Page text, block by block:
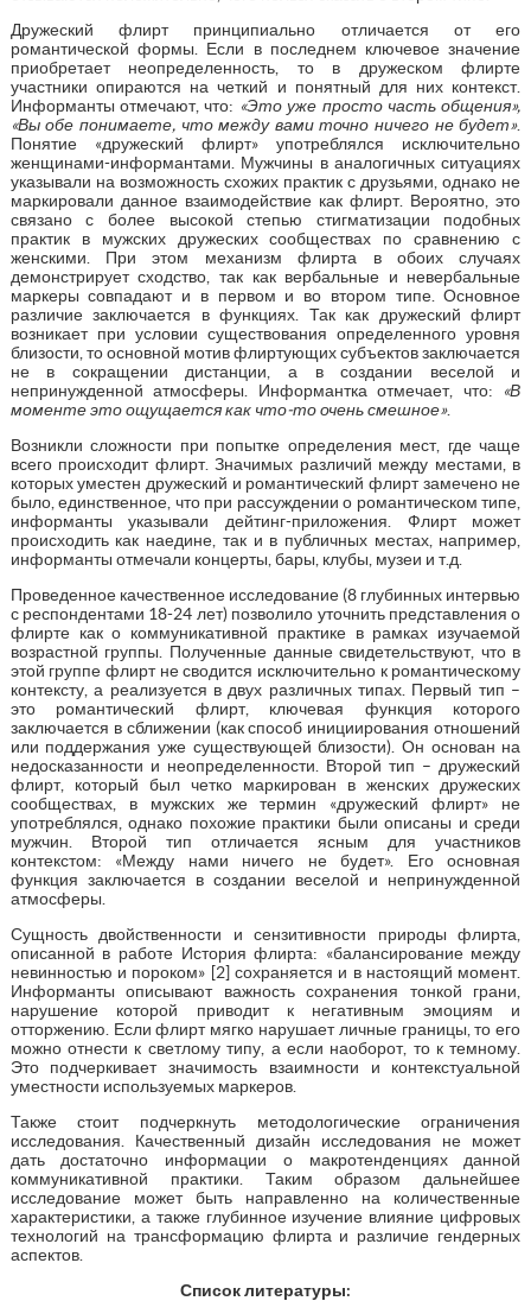
Дружеский флирт принципиально отличается от его
романтической формы. Если в последнем ключевое значение
приобретает неопределенность, то в дружеском флирте
участники опираются на четкий и понятный для них контекст.
Информанты отмечают, что: «Это уже просто часть общения»,
«Вы обе понимаете, что между вами точно ничего не будет».
Понятие «дружеский флирт» употреблялся исключительно
женщинами-информантами. Мужчины в аналогичных ситуациях
указывали на возможность схожих практик с друзьями, однако не
маркировали данное взаимодействие как флирт. Вероятно, это
связано с более высокой степью стигматизации подобных
практик в мужских дружеских сообществах по сравнению с
женскими. При этом механизм флирта в обоих случаях
демонстрирует сходство, так как вербальные и невербальные
маркеры совпадают и в первом и во втором типе. Основное
различие заключается в функциях. Так как дружеский флирт
возникает при условии существования определенного уровня
близости, то основной мотив флиртующих субъектов заключается
не в сокращении дистанции, а в создании веселой и
непринужденной атмосферы. Информантка отмечает, что:
«В
моменте это ощущается как что-то очень смешное».
Возникли сложности при попытке определения мест, где чаще
всего происходит флирт. Значимых различий между местами, в
которых уместен дружеский и романтический флирт замечено не
было, единственное, что при рассуждении о романтическом типе,
информанты указывали дейтинг-приложения. Флирт может
происходить как наедине, так и в публичных местах, например,
информанты отмечали концерты, бары, клубы, музеи и т.д.
Проведенное качественное исследование (8 глубинных интервью
с респондентами 18-24 лет) позволило уточнить представления о
флирте как о коммуникативной практике в рамках изучаемой
возрастной группы. Полученные данные свидетельствуют, что в
этой группе флирт не сводится исключительно к романтическому
контексту, а реализуется в двух различных типах. Первый тип –
это романтический флирт, ключевая функция которого
заключается в сближении (как способ инициирования отношений
или поддержания уже существующей близости). Он основан на
недосказанности и неопределенности. Второй тип – дружеский
флирт, который был четко маркирован в женских дружеских
сообществах, в мужских же термин «дружеский флирт» не
употреблялся, однако похожие практики были описаны и среди
мужчин. Второй тип отличается ясным для участников
контекстом: «Между нами ничего не будет». Его основная
функция заключается в создании веселой и непринужденной
атмосферы.
Сущность двойственности и сензитивности природы флирта,
описанной в работе История флирта: «балансирование между
невинностью и пороком» [2] сохраняется и в настоящий момент.
Информанты описывают важность сохранения тонкой грани,
нарушение которой приводит к негативным эмоциям и
отторжению. Если флирт мягко нарушает личные границы, то его
можно отнести к светлому типу, а если наоборот, то к темному.
Это подчеркивает значимость взаимности и контекстуальной
уместности используемых маркеров.
Также стоит подчеркнуть методологические ограничения
исследования. Качественный дизайн исследования не может
дать достаточно информации о макротенденциях данной
коммуникативной практики. Таким образом дальнейшее
исследование может быть направленно на количественные
характеристики, а также глубинное изучение влияние цифровых
технологий на трансформацию флирта и различие гендерных
аспектов.
Список литературы: